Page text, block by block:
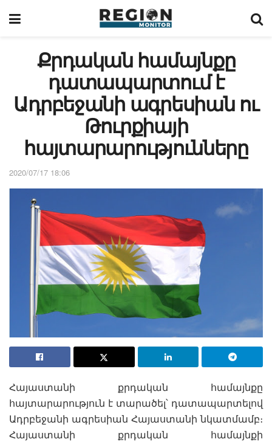
Քրդական համայնքը
դատապարտում է
Ադրբեջանի ագրեսիան ու
Թուրքիայի
հայտարարությունները
2020/07/17 18:06
Հայաստանի քրդական համայնքը
հայտարարություն է տարածել՝ դատապարտելով
Ադրբեջանի ագրեսիան Հայաստանի նկատմամբ։
Հայաստանի քրդական համայնքի